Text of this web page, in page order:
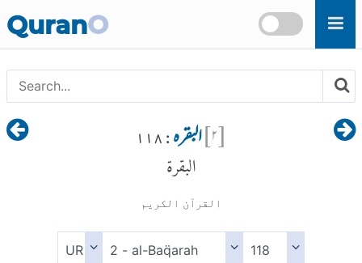
Skip to main content
QuranO
[۲]البقرہ : ۱۱۸
البقرة
القرآن الكريم